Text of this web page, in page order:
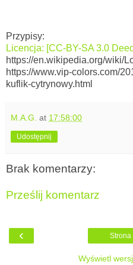
Przypisy:
Licencja: [CC-BY-SA 3.0
https://en.wikipedia.org/wiki/
https://www.vip-colors.com/
kuflik-cytrynowy.html
M.A.G. at 17:58:00
Udostępnij
Brak komentarzy:
Prześlij komentarz
‹ Strona
Wyświetl